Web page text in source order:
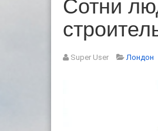
Super User Лондон